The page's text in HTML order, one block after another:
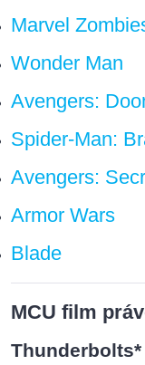
Marvel
Wonder Man
Avengers:
Spider-Man:
Avengers:
Armor Wars
Blade
MCU film
Thunderbolts*